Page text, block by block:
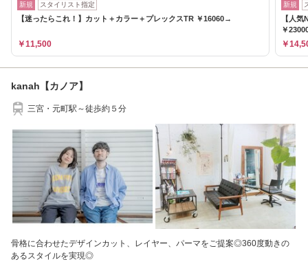
新規 スタイリスト指定
【迷ったらこれ！】カット＋カラー＋プレックスTR ￥16060→
￥11,500
新規
【人
￥
￥
kanah【カノア】
三宮・元町駅～徒歩約５分
骨格に合わせたデザインカット、レイヤー、パーマをご提案◎360度動きの
あるスタイルを実現◎